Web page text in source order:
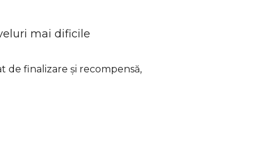
mai dificile
finalizare și recompensă,